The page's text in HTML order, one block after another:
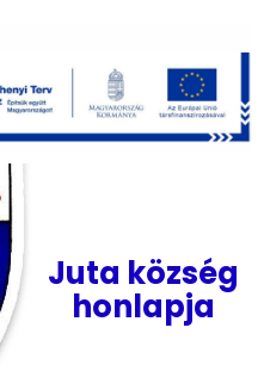
Juta község
honlapja